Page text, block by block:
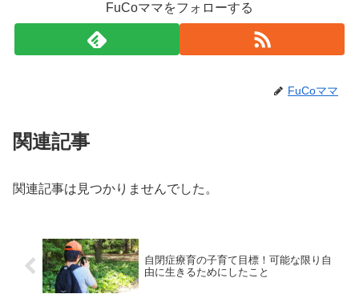
FuCoママをフォローする
FuCoママ
関連記事
関連記事は見つかりませんでした。
自閉症療育の子育て目標！可能な限り自
由に生きるためにしたこと